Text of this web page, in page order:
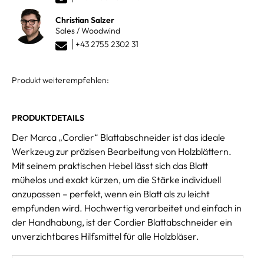
Christian Salzer
Sales / Woodwind
+43 2755 2302 31
Produkt weiterempfehlen:
PRODUKTDETAILS
Der Marca „Cordier“ Blattabschneider ist das ideale
Werkzeug zur präzisen Bearbeitung von Holzblättern.
Mit seinem praktischen Hebel lässt sich das Blatt
mühelos und exakt kürzen, um die Stärke individuell
anzupassen – perfekt, wenn ein Blatt als zu leicht
empfunden wird. Hochwertig verarbeitet und einfach in
der Handhabung, ist der Cordier Blattabschneider ein
unverzichtbares Hilfsmittel für alle Holzbläser.